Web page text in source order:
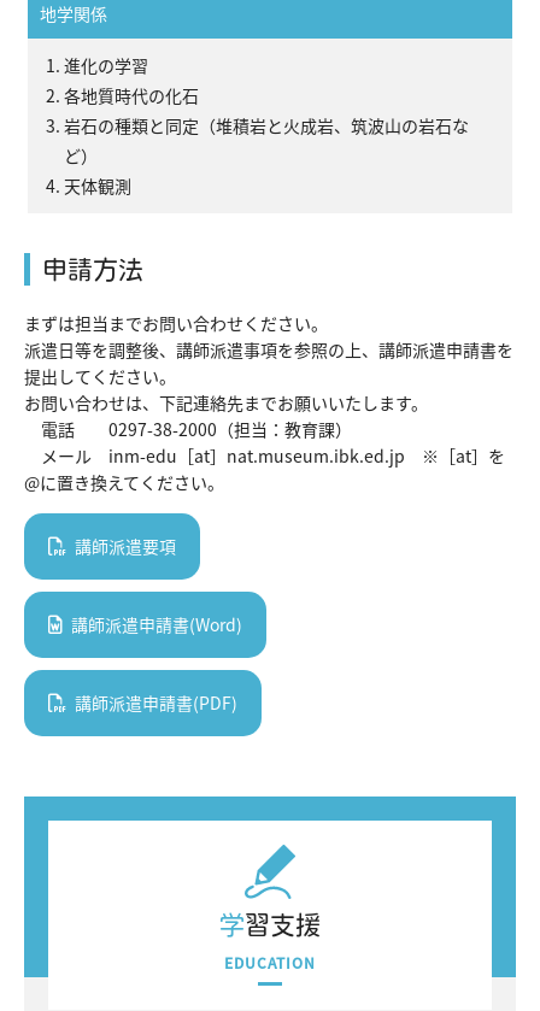
学習支援
EDUCATION
地学関係
進化の学習
各地質時代の化石
岩石の種類と同定（堆積岩と火成岩、筑波山の岩石な
ど）
天体観測
申請方法
まずは担当までお問い合わせください。
派遣日等を調整後、講師派遣事項を参照の上、講師派遣申請書を
提出してください。
お問い合わせは、下記連絡先までお願いいたします。
電話 0297-38-2000（担当：教育課）
メール inm-edu［at］nat.museum.ibk.ed.jp ※［at］を
@に置き換えてください。
講師派遣要項
講師派遣申請書(Word)
講師派遣申請書(PDF)